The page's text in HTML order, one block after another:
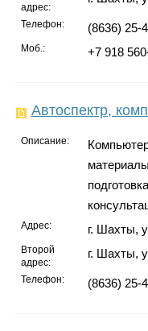
адрес:
Телефон: (8636) 25-
Моб.: +7 918
Автоспектр,
Описание:
Адрес: г. Шахты,
Второй
адрес:
г. Шахты,
Телефон: (8636) 25-